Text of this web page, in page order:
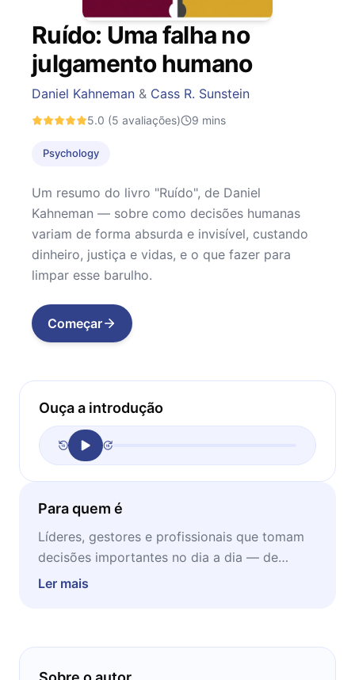
Ruído: Uma falha no
julgamento humano
Daniel Kahneman & Cass R. Sunstein
5.0 (5 avaliações) 9 mins
Psychology
Um resumo do livro "Ruído", de Daniel
Kahneman — sobre como decisões humanas
variam de forma absurda e invisível, custando
dinheiro, justiça e vidas, e o que fazer para
limpar esse barulho.
Começar
Ouça a introdução
Para quem é
Líderes, gestores e profissionais que tomam
decisões importantes no dia a dia — de
contratações a diagnósticos — e querem
Ler mais